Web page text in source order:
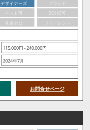
デザイナーズ
ブランド
ペット可
SOHO可
礼金ゼロ
フリーレント
115,000円 - 240,000円
2024年7月
お問合せページ